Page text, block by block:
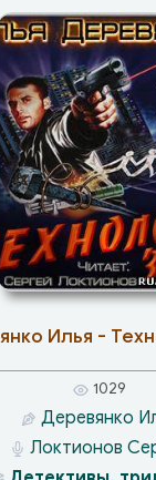
нечисти
Илья -
1029
Деревянко
Локтионов